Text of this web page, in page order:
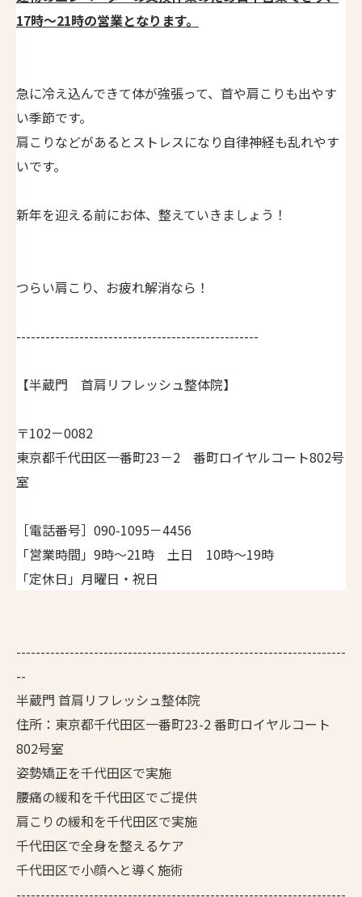
17時～21時の営業となります。
急に冷え込んできて体が強張って、首や肩こりも出やす
い季節です。
肩こりなどがあるとストレスになり自律神経も乱れやす
いです。
新年を迎える前にお体、整えていきましょう！
つらい肩こり、お疲れ解消なら！
--------------------------------------------------
【半蔵門 首肩リフレッシュ整体院】
〒102－0082
東京都千代田区一番町23－2 番町ロイヤルコート802号
室
［電話番号］090-1095－4456
「営業時間」9時～21時 土日 10時～19時
「定休日」月曜日・祝日
--------------------------------------------------------------------
--
半蔵門 首肩リフレッシュ整体院
住所：東京都千代田区一番町23-2 番町ロイヤルコート
802号室
姿勢矯正を千代田区で実施
腰痛の緩和を千代田区でご提供
肩こりの緩和を千代田区で実施
千代田区で全身を整えるケア
千代田区で小顔へと導く施術